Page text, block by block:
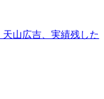
天山広吉、実績残した